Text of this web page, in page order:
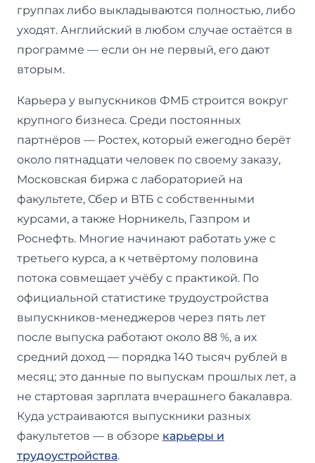
группах либо выкладываются полностью, либо
уходят. Английский в любом случае остаётся в
программе — если он не первый, его дают
вторым.
Карьера у выпускников ФМБ строится вокруг
крупного бизнеса. Среди постоянных
партнёров — Ростех, который ежегодно берёт
около пятнадцати человек по своему заказу,
Московская биржа с лабораторией на
факультете, Сбер и ВТБ с собственными
курсами, а также Норникель, Газпром и
Роснефть. Многие начинают работать уже с
третьего курса, а к четвёртому половина
потока совмещает учёбу с практикой. По
официальной статистике трудоустройства
выпускников-менеджеров через пять лет
после выпуска работают около 88 %, а их
средний доход — порядка 140 тысяч рублей в
месяц; это данные по выпускам прошлых лет, а
не стартовая зарплата вчерашнего бакалавра.
Куда устраиваются выпускники разных
факультетов — в обзоре карьеры и
трудоустройства.